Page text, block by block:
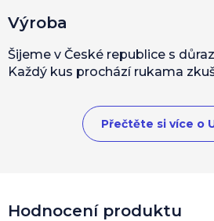
Hodnocení produktu
Výroba
Šijeme v České republice s
Každý kus prochází rukama
Přečtěte si více o